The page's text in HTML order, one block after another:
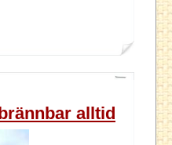
alltid